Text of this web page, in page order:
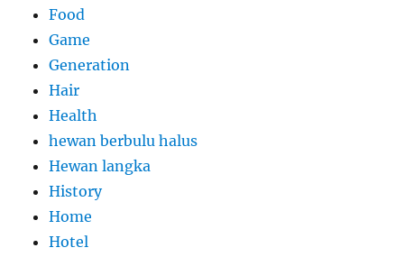
Food
Game
Generation
Hair
Health
hewan berbulu halus
Hewan langka
History
Home
Hotel